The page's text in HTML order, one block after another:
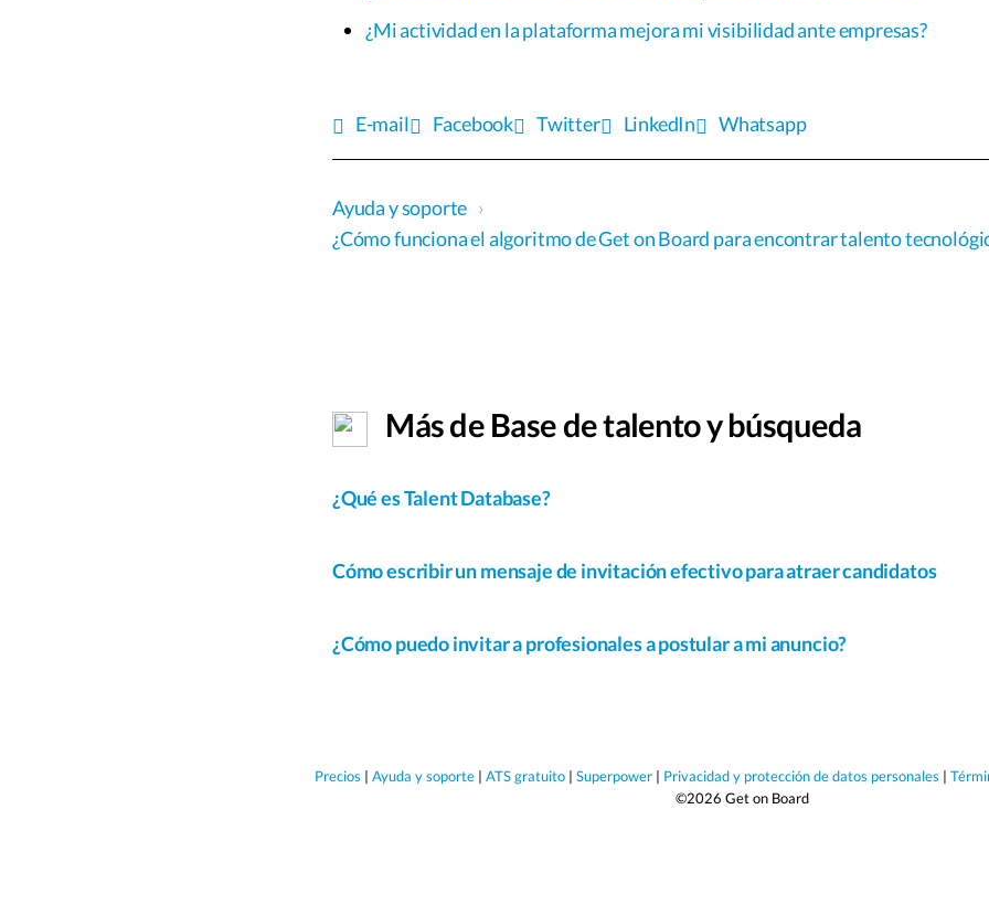
¿Mi actividad en la plataforma mejora mi visibilidad ante empresas?
E-mail Facebook Twitter LinkedIn Whatsapp
Ayuda y soporte ›
¿Cómo funciona el algoritmo de Get on Board para encontrar talento
Más de Base de talento y búsqueda
¿Qué es Talent Database?
Cómo escribir un mensaje de invitación efectivo para atraer candidatos
¿Cómo puedo invitar a profesionales a postular a mi anuncio?
Precios | Ayuda y soporte | ATS gratuito | Superpower | Privacidad y protección de datos personales |
©2026 Get on Board